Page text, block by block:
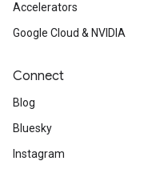
Accelerators
Google Cloud & NVIDIA
Connect
Blog
Bluesky
Instagram